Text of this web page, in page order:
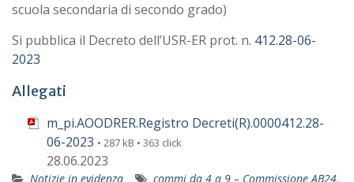
scuola secondaria di secondo grado)
Si pubblica il Decreto dell’USR-ER prot. n. 412.28-06-
2023
Allegati
m_pi.AOODRER.Registro Decreti(R).0000412.28-
06-2023 • 287 kB • 363 click
28.06.2023
Notizie in evidenza commi da 4 a 9 – Commissione AB24,